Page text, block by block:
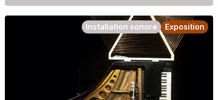
Exposition
Installation sonore